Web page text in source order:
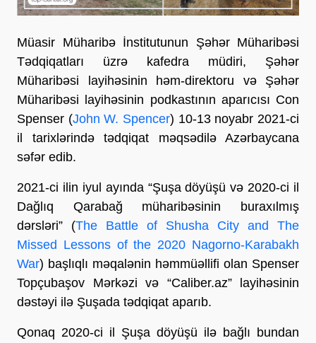
Müasir Müharibə İnstitutunun Şəhər Müharibəsi
Tədqiqatları üzrə kafedra müdiri, Şəhər
Müharibəsi layihəsinin həm-direktoru və Şəhər
Müharibəsi layihəsinin podkastının aparıcısı Con
Spenser (John W. Spencer) 10-13 noyabr 2021-ci
il tarixlərində tədqiqat məqsədilə Azərbaycana
səfər edib.
2021-ci ilin iyul ayında “Şuşa döyüşü və 2020-ci il
Dağlıq Qarabağ müharibəsinin buraxılmış
dərsləri” (The Battle of Shusha City and The
Missed Lessons of the 2020 Nagorno-Karabakh
War) başlıqlı məqalənin həmmüəllifi olan Spenser
Topçubaşov Mərkəzi və “Caliber.az” layihəsinin
dəstəyi ilə Şuşada tədqiqat aparıb.
Qonaq 2020-ci il Şuşa döyüşü ilə bağlı bundan